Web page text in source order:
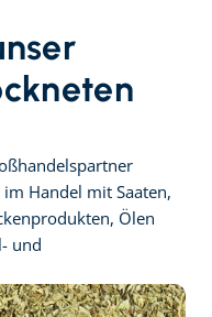
Handel mit Saaten,
Ölen
und